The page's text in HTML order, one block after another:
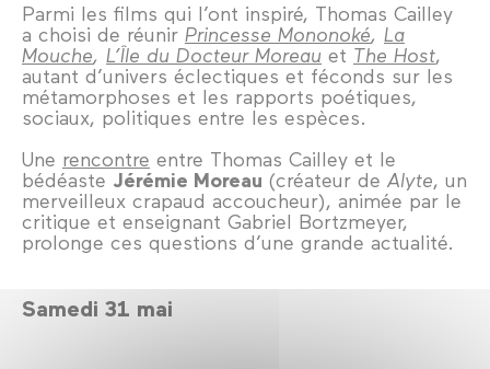
Parmi les films qui l’ont inspiré, Thomas Cailley
a choisi de réunir Princesse Mononoké, La
Mouche, L’Île du Docteur Moreau et The Host,
autant d’univers éclectiques et féconds sur les
métamorphoses et les rapports poétiques,
sociaux, politiques entre les espèces.
Une rencontre entre Thomas Cailley et le
bédéaste Jérémie Moreau (créateur de Alyte, un
merveilleux crapaud accoucheur), animée par le
critique et enseignant Gabriel Bortzmeyer,
prolonge ces questions d’une grande actualité.
Samedi 31 mai